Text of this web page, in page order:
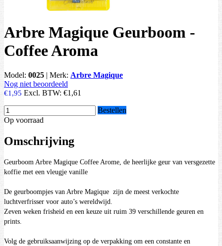
Arbre Magique Geurboom -
Coffee Aroma
Model: 0025 | Merk: Arbre Magique
Nog niet beoordeeld
€1,95 Excl. BTW: €1,61
Bestellen
Op voorraad
Omschrijving
Geurboom Arbre Magique Coffee Arome, de heerlijke geur van versgezette
koffie met een vleugje vanille
De geurboompjes van Arbre Magique zijn de meest verkochte
luchtverfrisser voor auto’s wereldwijd.
Zeven weken frisheid en een keuze uit ruim 39 verschillende geuren en
prints.
Volg de gebruiksaanwijzing op de verpakking om een constante en